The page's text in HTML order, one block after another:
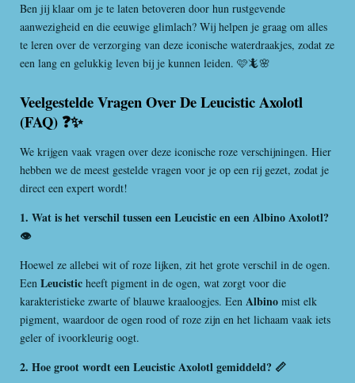
Ben jij klaar om je te laten betoveren door hun rustgevende
aanwezigheid en die eeuwige glimlach? Wij helpen je graag om alles
te leren over de verzorging van deze iconische waterdraakjes, zodat ze
een lang en gelukkig leven bij je kunnen leiden. 🩷🦎🌸
Veelgestelde Vragen Over De Leucistic Axolotl
(FAQ) ❓✨
We krijgen vaak vragen over deze iconische roze verschijningen. Hier
hebben we de meest gestelde vragen voor je op een rij gezet, zodat je
direct een expert wordt!
1. Wat is het verschil tussen een Leucistic en een Albino Axolotl?
👁️
Hoewel ze allebei wit of roze lijken, zit het grote verschil in de ogen.
Een Leucistic heeft pigment in de ogen, wat zorgt voor die
karakteristieke zwarte of blauwe kraaloogjes. Een Albino mist elk
pigment, waardoor de ogen rood of roze zijn en het lichaam vaak iets
geler of ivoorkleurig oogt.
2. Hoe groot wordt een Leucistic Axolotl gemiddeld? 📏